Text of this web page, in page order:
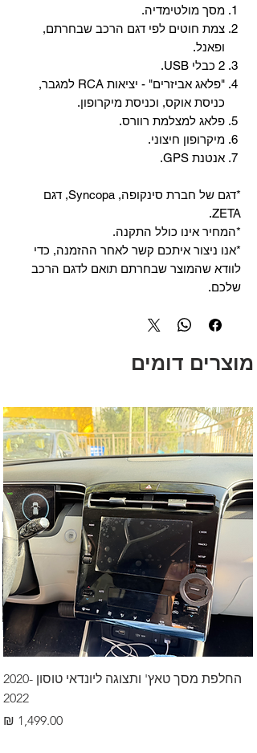
מסך מולטימדיה.
צמת חוטים לפי דגם הרכב שבחרתם,
ופאנל.
2 כבלי USB.
"פלאג אביזרים" - יציאות RCA למגבר,
כניסת אוקס, וכניסת מיקרופון.
פלאג למצלמת רוורס.
מיקרופון חיצוני.
אנטנת GPS.
*דגם של חברת סינקופה, Syncopa, דגם
ZETA.
*המחיר אינו כולל התקנה.
*אנו ניצור איתכם קשר לאחר ההזמנה, כדי
לוודא שהמוצר שבחרתם תואם לדגם הרכב
שלכם.
מוצרים דומים
החלפת מסך טאץ' ותצוגה ליונדאי טוסון 2020-
2022
מחיר